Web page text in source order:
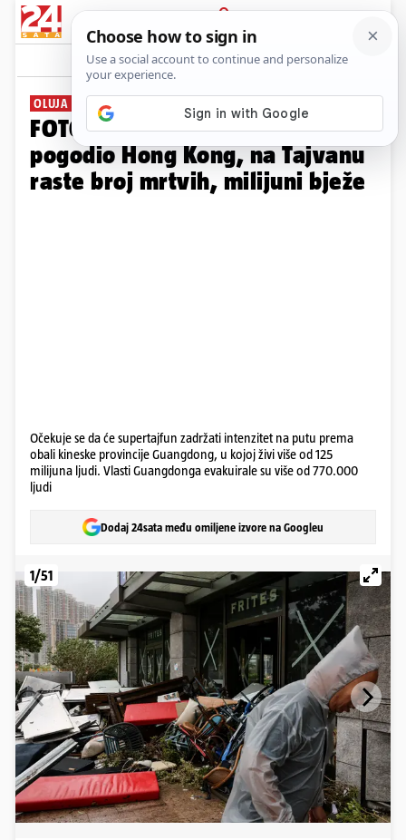
PRIJAVA
Galerija Komentari
OLUJA POGODILA AZIJU
FOTO Katastrofa: Supertajfun
pogodio Hong Kong, na Tajvanu
raste broj mrtvih, milijuni bježe
Očekuje se da će supertajfun zadržati intenzitet na putu prema
obali kineske provincije Guangdong, u kojoj živi više od 125
milijuna ljudi. Vlasti Guangdonga evakuirale su više od 770.000
ljudi
Dodaj 24sata među omiljene izvore na Googleu
1/51